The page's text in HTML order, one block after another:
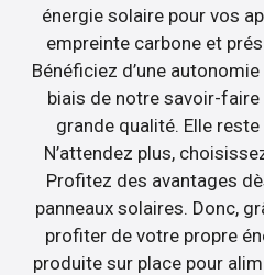
énergie solaire pour vos
empreinte carbone et
Bénéficiez d’une
biais de notre savoir-
grande qualité. Elle
N’attendez plus,
Profitez des avantages
panneaux solaires. Donc,
profiter de votre propre
produite sur place pour